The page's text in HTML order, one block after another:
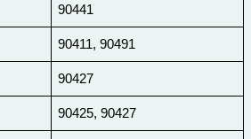
90441
90411, 90491
90427
90425, 90427